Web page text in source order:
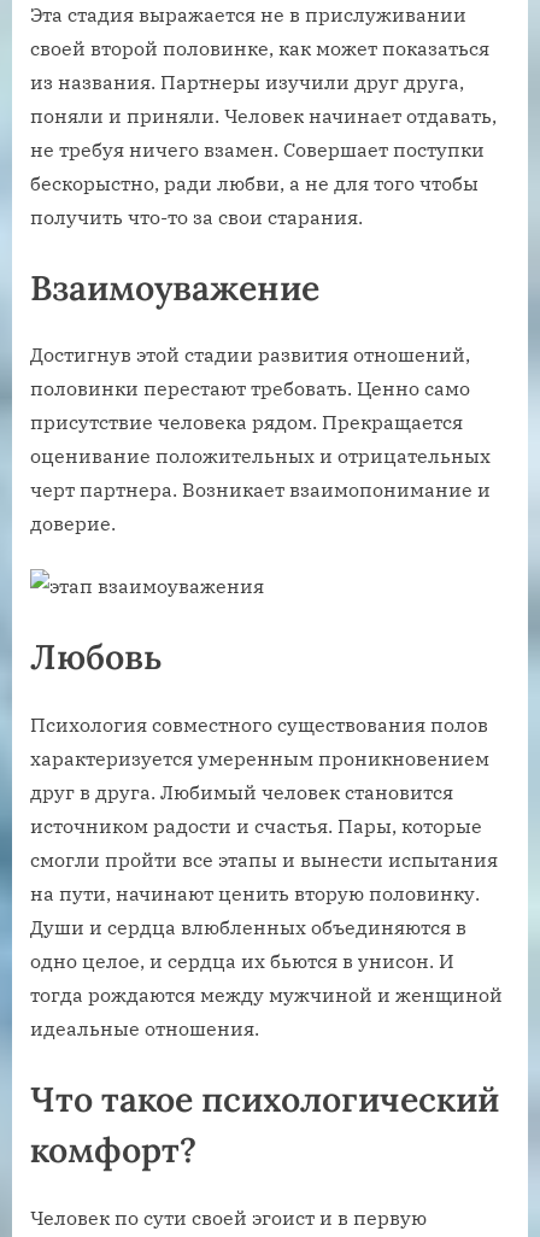
Эта стадия выражается не в прислуживании
своей второй половинке, как может показаться
из названия. Партнеры изучили друг друга,
поняли и приняли. Человек начинает отдавать,
не требуя ничего взамен. Совершает поступки
бескорыстно, ради любви, а не для того чтобы
получить что-то за свои старания.
Взаимоуважение
Достигнув этой стадии развития отношений,
половинки перестают требовать. Ценно само
присутствие человека рядом. Прекращается
оценивание положительных и отрицательных
черт партнера. Возникает взаимопонимание и
доверие.
Любовь
Психология совместного существования полов
характеризуется умеренным проникновением
друг в друга. Любимый человек становится
источником радости и счастья. Пары, которые
смогли пройти все этапы и вынести испытания
на пути, начинают ценить вторую половинку.
Души и сердца влюбленных объединяются в
одно целое, и сердца их бьются в унисон. И
тогда рождаются между мужчиной и женщиной
идеальные отношения.
Что такое психологический
комфорт?
Человек по сути своей эгоист и в первую